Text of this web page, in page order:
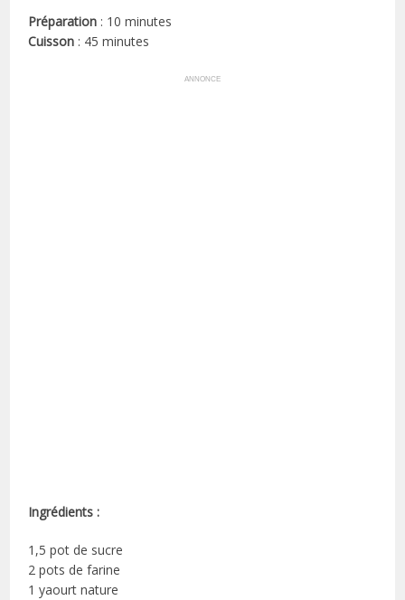
Préparation : 10 minutes
Cuisson : 45 minutes
ANNONCE
Ingrédients :
1,5 pot de sucre
2 pots de farine
1 yaourt nature